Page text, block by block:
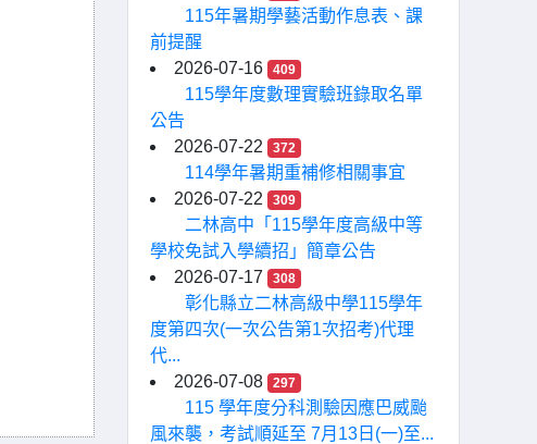
115年暑期學藝活動作息表、課
前提醒
2026-07-16
409
115學年度數理實驗班錄取名單
公告
2026-07-22
372
114學年暑期重補修相關事宜
2026-07-22
309
二林高中「115學年度高級中等
學校免試入學續招」簡章公告
2026-07-17
308
彰化縣立二林高級中學115學年
度第四次(一次公告第1次招考)代理
代...
2026-07-08
297
115 學年度分科測驗因應巴威颱
風來襲，考試順延至 7月13日(一)至...